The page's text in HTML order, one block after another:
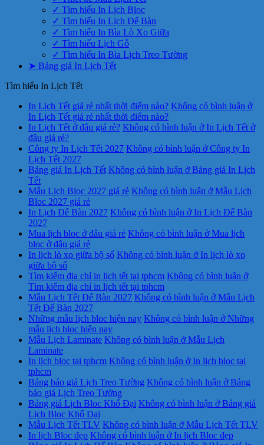
✓ Tìm hiểu In Lịch Bloc
✓ Tìm hiểu In Lịch Để Bàn
✓ Tìm hiểu In Bìa Lò Xo Giữa
✓ Tìm hiểu Lịch Gỗ
✓ Tìm hiểu In Bìa Lịch Treo Tường
➤ Bảng giá In Lịch Tết
Tìm hiểu In Lịch Tết
In Lịch Tết giá rẻ nhất thời điểm nào? Không có bình luận ở
In Lịch Tết giá rẻ nhất thời điểm nào?
In Lịch Tết ở đâu giá rẻ? Không có bình luận ở In Lịch Tết ở
đâu giá rẻ?
Công ty In Lịch Tết 2027 Không có bình luận ở Công ty In
Lịch Tết 2027
Bảng giá In Lịch Tết Không có bình luận ở Bảng giá In Lịch
Tết
Mẫu Lịch Bloc 2027 giá rẻ Không có bình luận ở Mẫu Lịch
Bloc 2027 giá rẻ
In Lịch Để Bàn 2027 Không có bình luận ở In Lịch Để Bàn
2027
Mua lịch bloc ở đâu giá rẻ Không có bình luận ở Mua lịch
bloc ở đâu giá rẻ
In lịch lò xo giữa bộ số Không có bình luận ở In lịch lò xo
giữa bộ số
Tìm kiếm địa chỉ in lịch tết tại tphcm Không có bình luận ở
Tìm kiếm địa chỉ in lịch tết tại tphcm
Mẫu Lịch Tết Để Bàn 2027 Không có bình luận ở Mẫu Lịch
Tết Để Bàn 2027
Những mẫu lịch bloc hiện nay Không có bình luận ở Những
mẫu lịch bloc hiện nay
Mẫu Lịch Laminate Không có bình luận ở Mẫu Lịch
Laminate
In lịch bloc tại tphcm Không có bình luận ở In lịch bloc tại
tphcm
Bảng báo giá Lịch Treo Tường Không có bình luận ở Bảng
báo giá Lịch Treo Tường
Bảng giá Lịch Bloc Khổ Đại Không có bình luận ở Bảng giá
Lịch Bloc Khổ Đại
Mẫu Lịch Tết TLV Không có bình luận ở Mẫu Lịch Tết TLV
In lịch Bloc đẹp Không có bình luận ở In lịch Bloc đẹp